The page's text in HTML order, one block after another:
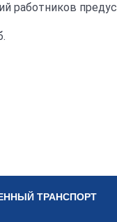
работников
ТРАНСПОРТ